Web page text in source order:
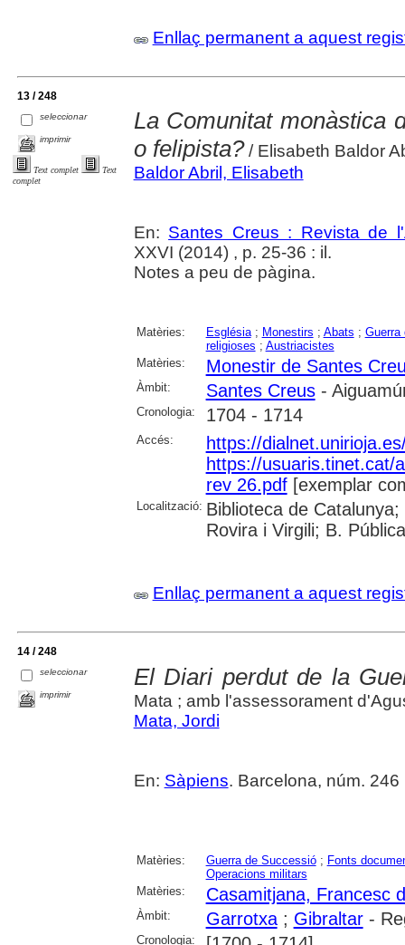
Enllaç permanent a aquest
13 / 248
seleccionar
imprimir
Text complet
Text
complet
La Comunitat monàstica
o felipista?/ Elisabeth Baldor
Baldor Abril, Elisabeth
En: Santes Creus : Revista de
XXVI (2014) , p. 25-36 : il.
Notes a peu de pàgina.
Matèries: Església; Monestirs ; Abats ; Guerra
religioses ; Austriacistes
Matèries:
Monestir de Santes
Àmbit: Santes Creus-
Cronologia: 1704 - 1714
Accés:
https://
https://usuaris.tinet.cat/
rev 26.pdf[exemplar
Localització: Biblioteca de
Rovira i Virgili; B.
Enllaç permanent a aquest
14 / 248
seleccionar
imprimir
El Diari perdut de la
Mata ; amb l'assessorament
Mata, Jordi
En: Sàpiens. Barcelona, núm.
Matèries: Guerra de Successió; Fonts
Operacions militars
Matèries:
Casamitjana, Francesc
Àmbit: Garrotxa; Gibraltar-
Cronologia: